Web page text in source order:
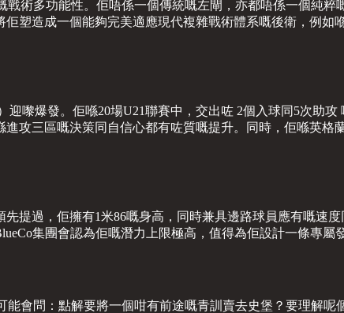
戰術多功能性。佢唔係一個傳統嘅左閘，亦都唔係一個純
塑造成一個能夠完美適應現代複雜戰術體系嘅後衛，例如
嚟爆發。佢喺20場U21聯賽中，交出咗 2個入球同5次助
攻三區嘅決策同自信心都有咗質嘅提升。同時，佢喺英格
提過，佢擁有1米86嘅身高，同時兼具邊路球員應有嘅速
集團會認為佢嘅潛力上限極高，值得為佢設計一條專屬
能會問：點解要將一個咁有前途嘅青訓賣去史堡？要理解